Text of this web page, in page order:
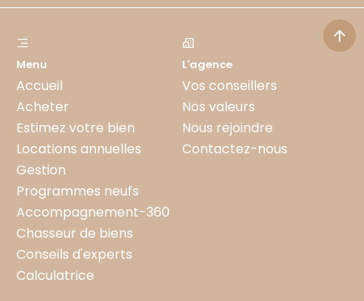
Menu
Accueil
Acheter
Estimez votre bien
Locations annuelles
Gestion
Programmes neufs
Accompagnement-360
Chasseur de biens
Conseils d'experts
Calculatrice
L'agence
Vos conseillers
Nos valeurs
Nous rejoindre
Contactez-nous